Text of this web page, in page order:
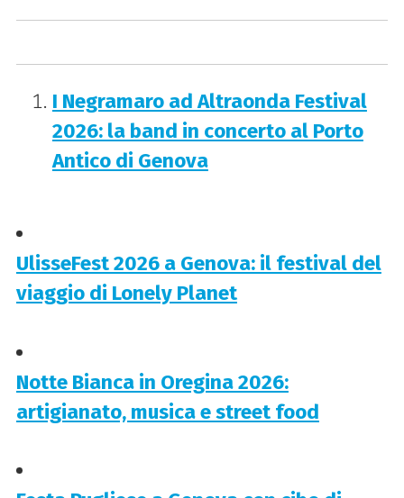
I Negramaro ad Altraonda Festival
2026: la band in concerto al Porto
Antico di Genova
UlisseFest 2026 a Genova: il festival del
viaggio di Lonely Planet
Notte Bianca in Oregina 2026:
artigianato, musica e street food